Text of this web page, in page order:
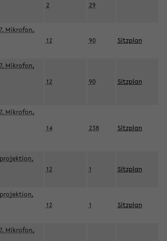
2 29
Mikrofon,
12 90 Sitzplan
Mikrofon,
12 90 Sitzplan
Mikrofon,
14 238 Sitzplan
12 1 Sitzplan
12 1 Sitzplan
Mikrofon,